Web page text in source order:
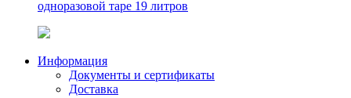
одноразовой таре 19 литров
Информация
Документы и сертификаты
Доставка